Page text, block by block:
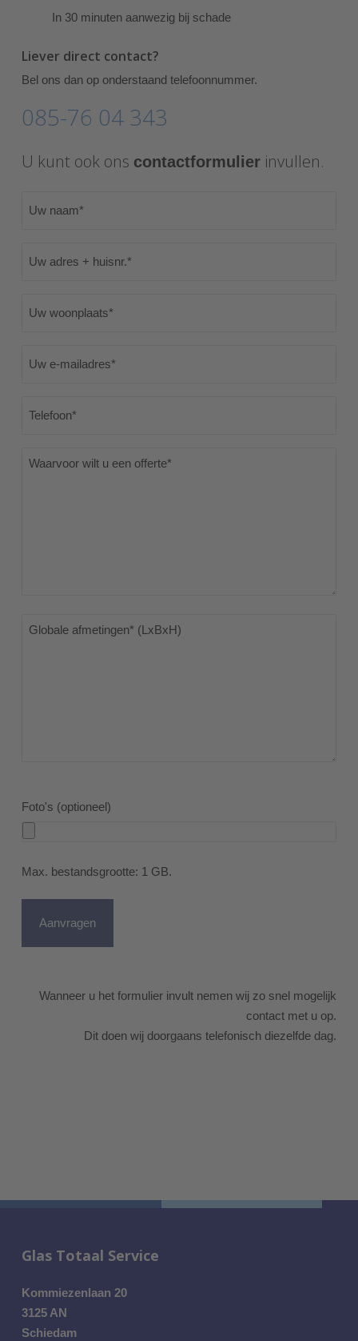
In 30 minuten aanwezig bij schade
Liever direct contact?
Bel ons dan op onderstaand telefoonnummer.
085-76 04 343
U kunt ook ons contactformulierinvullen.
(Vereist)
Waarvoor
Globale
Foto's (optioneel)
Max. bestandsgrootte: 1 GB.
Wanneer u het formulier invult nemen wij zo snel mogelijk
contact met u op.
Dit doen wij doorgaans telefonisch diezelfde dag.
Glas Totaal Service
Kommiezenlaan 20
3125 AN
Schiedam